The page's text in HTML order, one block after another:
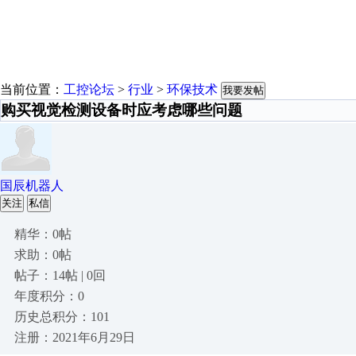
当前位置： 工控论坛 > 行业 > 环保技术 我要发帖
购买视觉检测设备时应考虑哪些问题
国辰机器人
关注 私信
精华：0帖
求助：0帖
帖子：14帖 | 0回
年度积分：0
历史总积分：101
注册：2021年6月29日